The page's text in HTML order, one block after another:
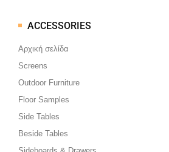
Μεταπηδήστε
στο
περιεχόμενο
ACCESSORIES
Αρχική σελίδα
Screens
Outdoor Furniture
Floor Samples
Side Tables
Beside Tables